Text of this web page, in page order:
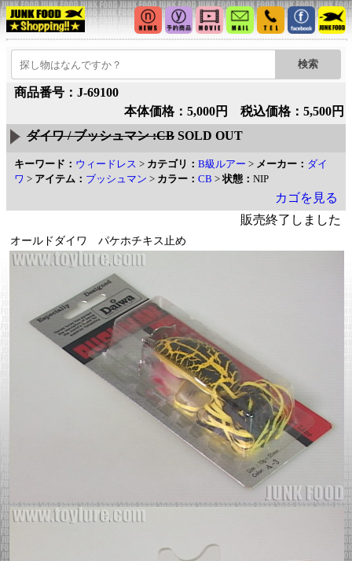
商品番号：J-69100
本体価格：5,000円 税込価格：5,500円
ダイワ / ブッシュマン :CB SOLD OUT
キーワード： ウィードレス > カテゴリ： B級ルアー > メーカー： ダイ
ワ > アイテム： ブッシュマン > カラー： CB >状態： NIP
カゴを見る
販売終了しました
オールドダイワ パケホチキス止め